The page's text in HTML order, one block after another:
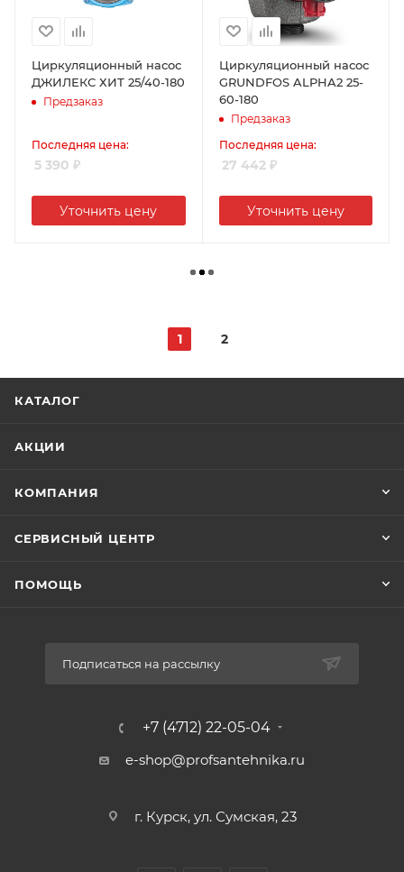
Циркуляционный насос
ДЖИЛЕКС ХИТ 25/40-180
Предзаказ
Последняя цена:
5 390 ₽
Уточнить цену
Циркуляционный насос
GRUNDFOS ALPHA2 25-
60-180
Предзаказ
Последняя цена:
27 442₽
Уточнить цену
1 2
КАТАЛОГ
АКЦИИ
КОМПАНИЯ
СЕРВИСНЫЙ ЦЕНТР
ПОМОЩЬ
Подписаться на рассылку
+7 (4712) 22-05-04
e-shop@profsantehnika.ru
г. Курск, ул. Сумская, 23